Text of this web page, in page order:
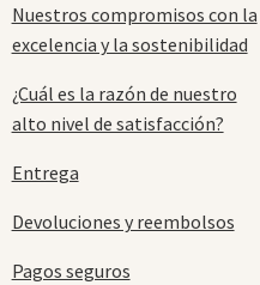
Nuestros compromisos con la
excelencia y la sostenibilidad
¿Cuál es la razón de nuestro
alto nivel de satisfacción?
Entrega
Devoluciones y reembolsos
Pagos seguros